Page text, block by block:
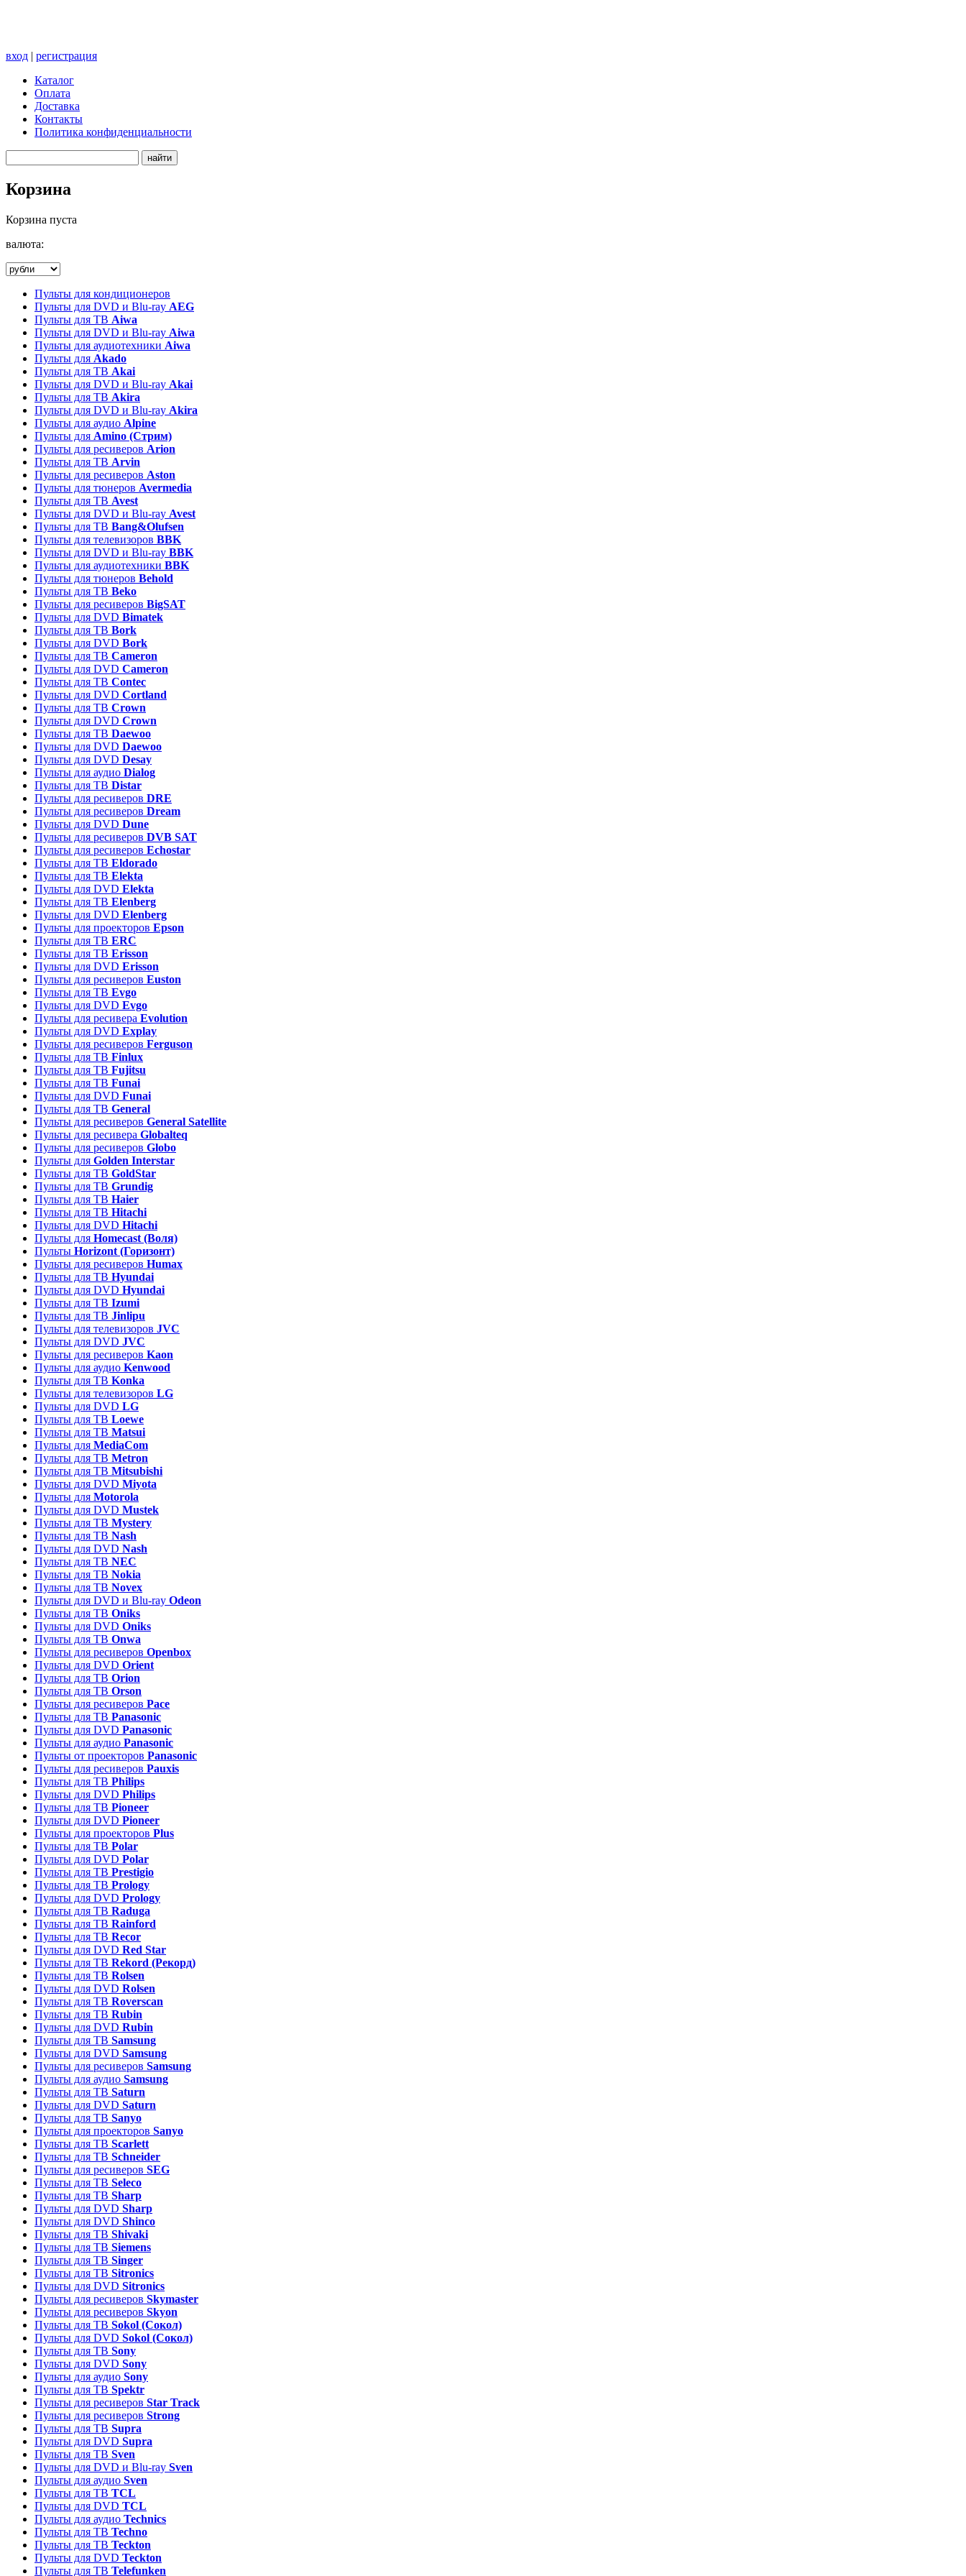
вход | регистрация
Каталог
Оплата
Доставка
Контакты
Политика конфиденциальности
Корзина
Корзина пуста
валюта:
Пульты для кондиционеров
Пульты для DVD и Blu-ray AEG
Пульты для ТВ Aiwa
Пульты для DVD и Blu-ray Aiwa
Пульты для аудиотехники Aiwa
Пульты для Akado
Пульты для ТВ Akai
Пульты для DVD и Blu-ray Akai
Пульты для ТВ Akira
Пульты для DVD и Blu-ray Akira
Пульты для аудио Alpine
Пульты для Amino (Стрим)
Пульты для ресиверов Arion
Пульты для ТВ Arvin
Пульты для ресиверов Aston
Пульты для тюнеров Avermedia
Пульты для ТВ Avest
Пульты для DVD и Blu-ray Avest
Пульты для ТВ Bang&Olufsen
Пульты для телевизоров BBK
Пульты для DVD и Blu-ray BBK
Пульты для аудиотехники BBK
Пульты для тюнеров Behold
Пульты для ТВ Beko
Пульты для ресиверов BigSAT
Пульты для DVD Bimatek
Пульты для ТВ Bork
Пульты для DVD Bork
Пульты для ТВ Cameron
Пульты для DVD Cameron
Пульты для ТВ Contec
Пульты для DVD Cortland
Пульты для ТВ Crown
Пульты для DVD Crown
Пульты для ТВ Daewoo
Пульты для DVD Daewoo
Пульты для DVD Desay
Пульты для аудио Dialog
Пульты для ТВ Distar
Пульты для ресиверов DRE
Пульты для ресиверов Dream
Пульты для DVD Dune
Пульты для ресиверов DVB SAT
Пульты для ресиверов Echostar
Пульты для ТВ Eldorado
Пульты для ТВ Elekta
Пульты для DVD Elekta
Пульты для ТВ Elenberg
Пульты для DVD Elenberg
Пульты для проекторов Epson
Пульты для ТВ ERC
Пульты для ТВ Erisson
Пульты для DVD Erisson
Пульты для ресиверов Euston
Пульты для ТВ Evgo
Пульты для DVD Evgo
Пульты для ресивера Evolution
Пульты для DVD Explay
Пульты для ресиверов Ferguson
Пульты для ТВ Finlux
Пульты для ТВ Fujitsu
Пульты для ТВ Funai
Пульты для DVD Funai
Пульты для ТВ General
Пульты для ресиверов General Satellite
Пульты для ресивера Globalteq
Пульты для ресиверов Globo
Пульты для Golden Interstar
Пульты для ТВ GoldStar
Пульты для ТВ Grundig
Пульты для ТВ Haier
Пульты для ТВ Hitachi
Пульты для DVD Hitachi
Пульты для Homecast (Воля)
Пульты Horizont (Горизонт)
Пульты для ресиверов Humax
Пульты для ТВ Hyundai
Пульты для DVD Hyundai
Пульты для ТВ Izumi
Пульты для ТВ Jinlipu
Пульты для телевизоров JVC
Пульты для DVD JVC
Пульты для ресиверов Kaon
Пульты для аудио Kenwood
Пульты для ТВ Konka
Пульты для телевизоров LG
Пульты для DVD LG
Пульты для ТВ Loewe
Пульты для ТВ Matsui
Пульты для MediaCom
Пульты для ТВ Metron
Пульты для TB Mitsubishi
Пульты для DVD Miyota
Пульты для Motorola
Пульты для DVD Mustek
Пульты для ТВ Mystery
Пульты для ТВ Nash
Пульты для DVD Nash
Пульты для ТВ NEC
Пульты для ТВ Nokia
Пульты для ТВ Novex
Пульты для DVD и Blu-ray Odeon
Пульты для ТВ Oniks
Пульты для DVD Oniks
Пульты для ТВ Onwa
Пульты для ресиверов Openbox
Пульты для DVD Orient
Пульты для ТВ Orion
Пульты для ТВ Orson
Пульты для ресиверов Pace
Пульты для ТВ Panasonic
Пульты для DVD Panasonic
Пульты для аудио Panasonic
Пульты от проекторов Panasonic
Пульты для ресиверов Pauxis
Пульты для ТВ Philips
Пульты для DVD Philips
Пульты для ТВ Pioneer
Пульты для DVD Pioneer
Пульты для проекторов Plus
Пульты для ТВ Polar
Пульты для DVD Polar
Пульты для ТВ Prestigio
Пульты для ТВ Prology
Пульты для DVD Prology
Пульты для ТВ Raduga
Пульты для ТВ Rainford
Пульты для ТВ Recor
Пульты для DVD Red Star
Пульты для ТВ Rekord (Рекорд)
Пульты для ТВ Rolsen
Пульты для DVD Rolsen
Пульты для ТВ Roverscan
Пульты для ТВ Rubin
Пульты для DVD Rubin
Пульты для ТВ Samsung
Пульты для DVD Samsung
Пульты для ресиверов Samsung
Пульты для аудио Samsung
Пульты для ТВ Saturn
Пульты для DVD Saturn
Пульты для ТВ Sanyo
Пульты для проекторов Sanyo
Пульты для ТВ Scarlett
Пульты для ТВ Schneider
Пульты для ресиверов SEG
Пульты для ТВ Seleco
Пульты для ТВ Sharp
Пульты для DVD Sharp
Пульты для DVD Shinco
Пульты для ТВ Shivaki
Пульты для ТВ Siemens
Пульты для ТВ Singer
Пульты для ТВ Sitronics
Пульты для DVD Sitronics
Пульты для ресиверов Skymaster
Пульты для ресиверов Skyon
Пульты для ТВ Sokol (Сокол)
Пульты для DVD Sokol (Сокол)
Пульты для ТВ Sony
Пульты для DVD Sony
Пульты для аудио Sony
Пульты для ТВ Spektr
Пульты для ресиверов Star Track
Пульты для ресиверов Strong
Пульты для ТВ Supra
Пульты для DVD Supra
Пульты для ТВ Sven
Пульты для DVD и Blu-ray Sven
Пульты для аудио Sven
Пульты для ТВ TCL
Пульты для DVD TCL
Пульты для аудио Technics
Пульты для ТВ Techno
Пульты для ТВ Teckton
Пульты для DVD Teckton
Пульты для ТВ Telefunken